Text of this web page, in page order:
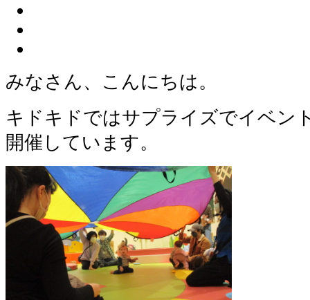
みなさん、こんにちは。
キドキドではサプライズでイベン
開催しています。